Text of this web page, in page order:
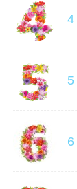
4
5
6